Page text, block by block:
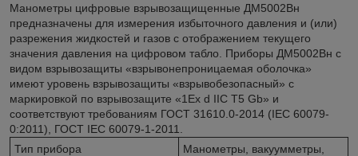
Манометры цифровые взрывозащищенные ДМ5002Вн
предназначены для измерения избыточного давления и (или)
разрежения жидкостей и газов с отображением текущего
значения давления на цифровом табло. Приборы ДМ5002Вн с
видом взрывозащиты «взрывонепроницаемая оболочка»
имеют уровень взрывозащиты «взрывобезопасный» с
маркировкой по взрывозащите «1Eх d IIC T5 Gb» и
соответствуют требованиям ГОСТ 31610.0-2014 (IEC 60079-
0:2011), ГОСТ IEC 60079-1-2011.
Тип прибора
Манометры, вакуумметры,